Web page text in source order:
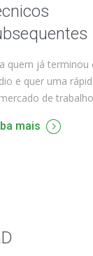
quem já terminou
e quer uma
de
mais